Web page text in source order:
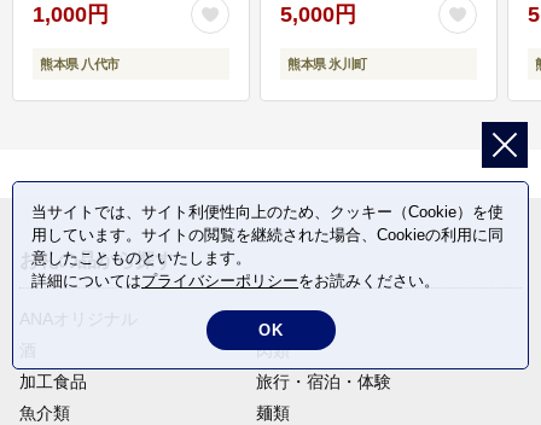
1,000円
熊本県 八代市
5,000円
熊本県 氷川町
お礼の品から探す
定期便
肉類
加工食品
旅行・宿泊・体験
魚介類
麺類
当サイトでは、サイト利便性向上のため、クッキー（Cookie）を使
用しています。サイトの閲覧を継続された場合、Cookieの利用に同
意したことものといたします。
詳細についてはプライバシーポリシーをお読みください。
OK